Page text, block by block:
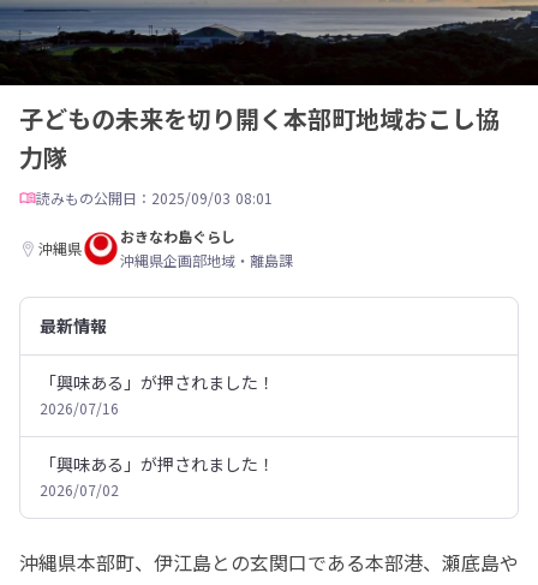
子どもの未来を切り開く本部町地域おこし協
力隊
読みもの公開日：2025/09/03 08:01
沖縄県
おきなわ島ぐらし
沖縄県企画部地域・離島課
最新情報
「興味ある」が押されました！
2026/07/16
「興味ある」が押されました！
2026/07/02
沖縄県本部町、伊江島との玄関口である本部港、瀬底島や